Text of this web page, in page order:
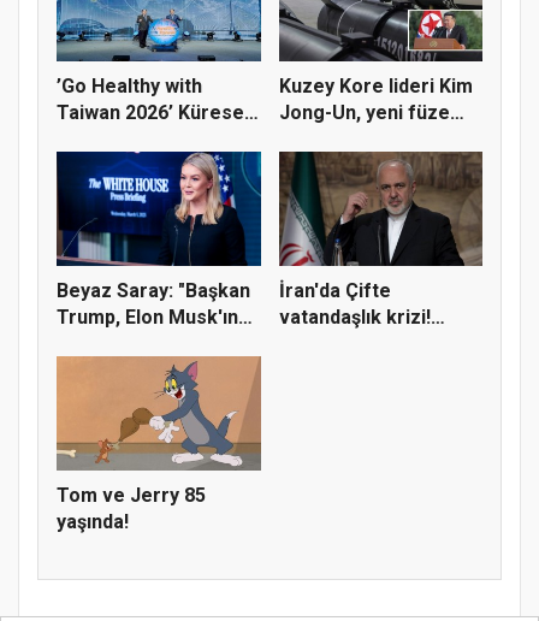
’Go Healthy with
Taiwan 2026’ Küresel
Kuzey Kore lideri Kim
Jong-Un, yeni füze
Beyaz Saray: "Başkan
Trump, Elon Musk'ın
İran'da Çifte
vatandaşlık krizi!
Tom ve Jerry 85
yaşında!